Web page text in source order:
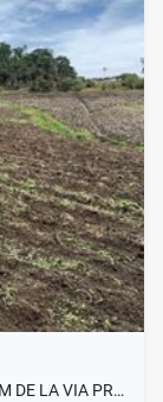
DE LA VIA PR…